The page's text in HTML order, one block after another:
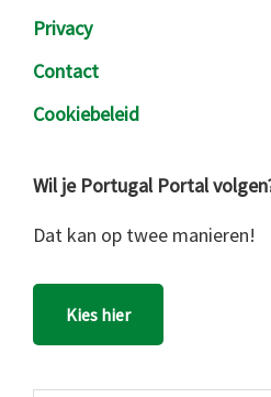
Privacy
Contact
Cookiebeleid
Wil je Portugal Portal
Dat kan op twee manieren!
Kies hier